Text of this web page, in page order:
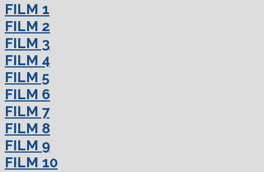
FILM 1
FILM 2
FILM 3
FILM 4
FILM 5
FILM 6
FILM 7
FILM 8
FILM 9
FILM 10